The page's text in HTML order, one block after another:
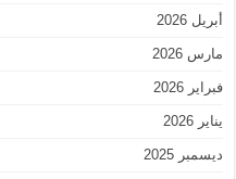
أبريل 2026
مارس 2026
فبراير 2026
يناير 2026
ديسمبر 2025